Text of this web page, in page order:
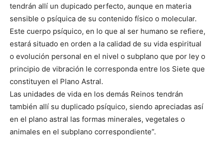
tendrán allí un dupicado perfecto, aunque en materia
sensible o psíquica de su contenido físico o molecular.
Este cuerpo psíquico, en lo que al ser humano se refiere,
estará situado en orden a la calidad de su vida espiritual
o evolución personal en el nivel o subplano que por ley o
principio de vibración le corresponda entre los Siete que
constituyen el Plano Astral.
Las unidades de vida en los demás Reinos tendrán
también allí su duplicado psíquico, siendo apreciadas así
en el plano astral las formas minerales, vegetales o
animales en el subplano correspondiente”.